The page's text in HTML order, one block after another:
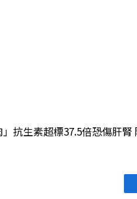
抗生素超標37.5倍恐傷肝腎